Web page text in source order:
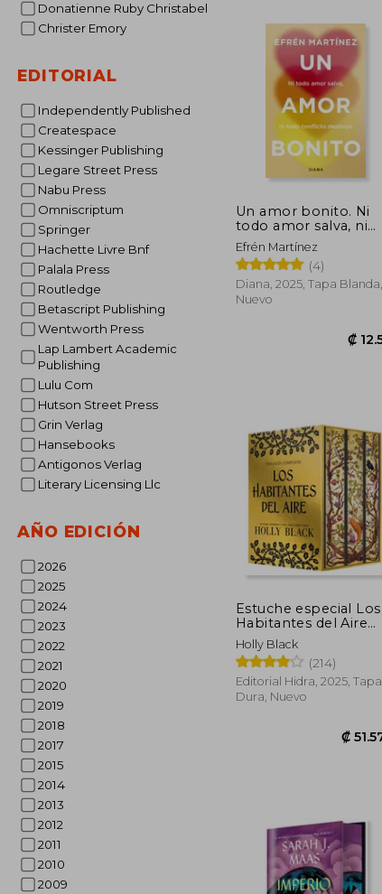
Donatienne Ruby Christabel
Christer Emory
EDITORIAL
Independently Published
Createspace
Kessinger Publishing
Legare Street Press
Nabu Press
Omniscriptum
Springer
Hachette Livre Bnf
Palala Press
Routledge
Betascript Publishing
Wentworth Press
Lap Lambert Academic
Publishing
Lulu Com
Hutson Street Press
Grin Verlag
Hansebooks
Antigonos Verlag
Literary Licensing Llc
AÑO EDICIÓN
2026
2025
2024
2023
2022
2021
2020
2019
2018
2017
2015
2014
2013
2012
2011
2010
2009
Un amor bonito. Ni
todo amor salva, ni
todo conflicto
destruye
Efrén Martínez
(4)
Diana, 2025, Tapa Blanda,
Nuevo
Estuche especial Los
Habitantes del Aire
(Edición especial
limitada)
Holly Black
(214)
Editorial Hidra, 2025, Tapa
Dura, Nuevo